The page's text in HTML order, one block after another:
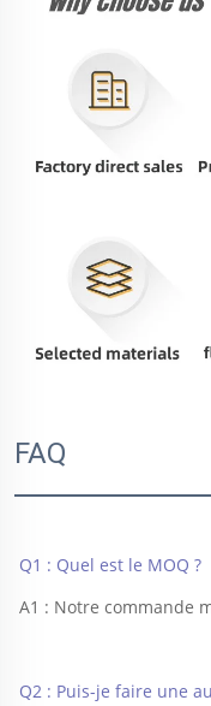
FAQ
Q1 : Quel est le MOQ ?
A1 : Notre commande
Q2 : Puis-je faire une